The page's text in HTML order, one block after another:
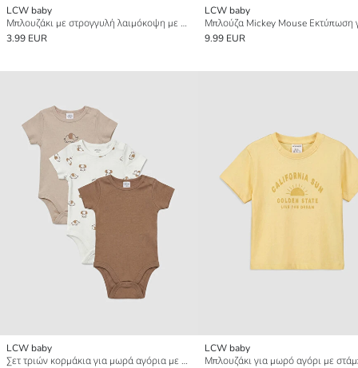
LCW baby
Μπλουζάκι με στρογγυλή λαιμόκοψη με στάμπα για μωρό αγόρι
3.99 EUR
LCW baby
9.99 EUR
LCW baby
Σετ τριών κορμάκια για μωρά αγόρια με σχέδιο ελεφαντάκι.
LCW baby